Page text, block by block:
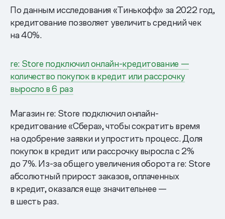
По данным исследования «Тинькофф» за 2022 год,
кредитование позволяет увеличить средний чек
на 40%.
re: Store подключил онлайн-кредитование —
количество покупок в кредит или рассрочку
выросло в 6 раз
Магазин re: Store подключил онлайн-
кредитование «Сбера», чтобы сократить время
на одобрение заявки и упростить процесс. Доля
покупок в кредит или рассрочку выросла с 2%
до 7%. Из-за общего увеличения оборота re: Store
абсолютный прирост заказов, оплаченных
в кредит, оказался еще значительнее —
в шесть раз.